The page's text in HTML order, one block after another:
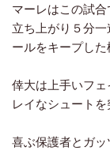
マーレはこの試合
立ち上がり５分
ールをキープした
倖大は上手いフ
レイなシュートを
喜ぶ保護者とガッ